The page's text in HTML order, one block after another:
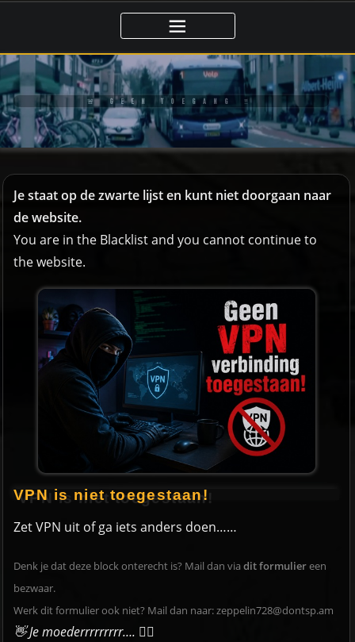
de
inhoud
🚨 GEEN TOEGANG ‼️
Je staat op de zwarte lijst en kunt niet doorgaan naar
de website.
You are in the Blacklist and you cannot continue to
the website.
VPN is niet toegestaan!
Zet VPN uit of ga iets anders doen……
Denk je dat deze block onterecht is? Mail dan via dit formuliereen
bezwaar.
Werk dit formulier ook niet? Mail dan naar:zeppelin728@dontsp.am
👋 Je moederrrrrrrrr…. 🙋‍♀️